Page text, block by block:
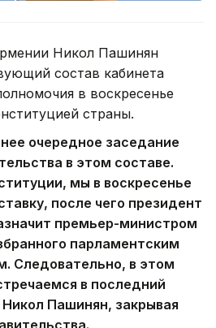
Никол Пашинян
состав кабинета
в воскресенье
страны.
очередное заседание
в этом составе.
мы в воскресенье
после чего президент
премьер-министром
парламентским
Следовательно, в этом
в последний
Пашинян, закрывая